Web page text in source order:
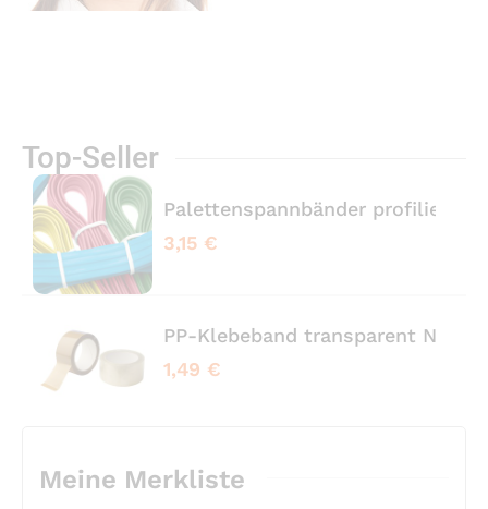
Top-Seller
Palettenspannbänder profiliert
3,15 €
PP-Klebeband transparent No
1,49 €
Meine Merkliste